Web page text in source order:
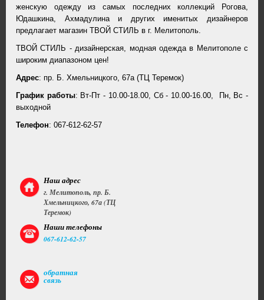
женскую одежду из самых последних коллекций Рогова,
Юдашкина, Ахмадулина и других именитых дизайнеров
предлагает магазин ТВОЙ СТИЛЬ в г. Мелитополь.
ТВОЙ СТИЛЬ - дизайнерская, модная одежда в Мелитополе с
широким диапазоном цен!
Адрес: пр. Б. Хмельницкого, 67а (ТЦ Теремок)
График работы: Вт-Пт - 10.00-18.00, Сб - 10.00-16.00, Пн, Вс -
выходной
Телефон: 067-612-62-57
Наш адрес
г. Мелитополь, пр. Б.
Хмельницкого, 67а (ТЦ
Теремок)
Наши телефоны
067-612-62-57
обратная
связь